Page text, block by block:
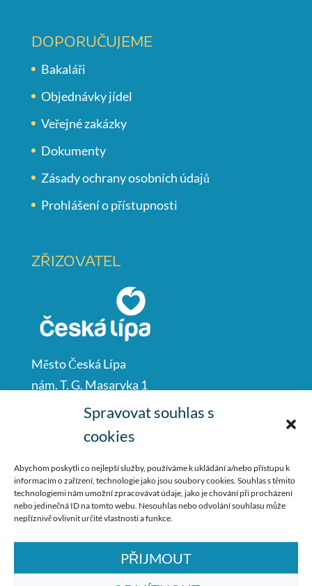
Spravovat souhlas s
cookies
Abychom poskytli co nejlepší služby, používáme k ukládání a/nebo přístupu k
informacím o zařízení, technologie jako jsou soubory cookies. Souhlas s těmito
technologiemi nám umožní zpracovávat údaje, jako je chování při procházení
nebo jedinečná ID na tomto webu. Nesouhlas nebo odvolání souhlasu může
nepříznivě ovlivnit určité vlastnosti a funkce.
PŘIJMOUT
DOPORUČUJEME
Bakaláři
Objednávky jídel
Veřejné zakázky
Dokumenty
Zásady ochrany osobních údajů
Prohlášení o přístupnosti
ZŘIZOVATEL
Město Česká Lípa
nám. T. G. Masaryka 1
Česká Lípa
487 881 111
podatelna@mucl.cz